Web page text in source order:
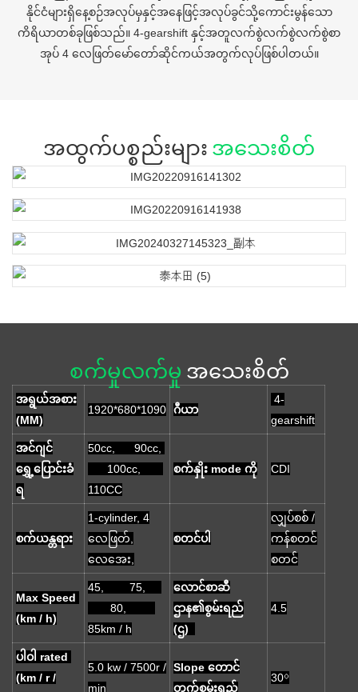
နိုင်ငံများရှိနေ့စဉ်အလုပ်မှနှင့်အနေဖြင့်အလုပ်ခွင်သို့ကောင်းမွန်သော
ကိရိယာတစ်ခုဖြစ်သည်။ 4-gearshift နှင့်အတူလက်စွဲလက်စွဲလက်စွဲစာ
အုပ် 4 လေဖြတ်မော်တော်ဆိုင်ကယ်အတွက်လုပ်ဖြစ်ပါတယ်။
အထွက်ပစ္စည်းများ အသေးစိတ်
စက်မှုလက်မှု အသေးစိတ်
အရွယ်အစား
(MM)
1920*680*1090 ဂီယာ
4-
gearshift
အင်ဂျင်
ရွှေ့ပြောင်းခံ
ရ
50cc, 90cc,
100cc,
110CC
စက်နှိုး mode ကို CDI
စက်ယန္တရား
1-cylinder, 4
လေဖြတ်,
လေအေး,
စတင်ပါ
လျှပ်စစ် /
ကန်စတင်
စတင်
Max Speed ​​
(km / h)
45, 75,
80,
85km / h
လောင်စာဆီ
ဌာန၏စွမ်းရည်
(ဌ)
4.5
ပါဝါ rated
(km / r /
5.0 kw / 7500r /
min
Slope တောင်
တက်စွမ်းရည်
30⁰